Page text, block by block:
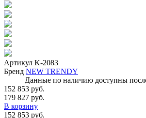
Артикул K-2083
Бренд NEW TRENDY
Данные по наличию доступны
152 853 руб.
179 827 руб.
В корзину
152 853 руб.